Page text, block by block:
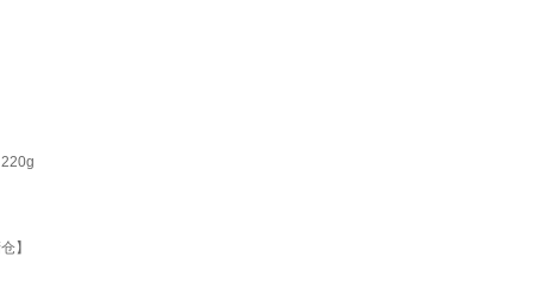
】